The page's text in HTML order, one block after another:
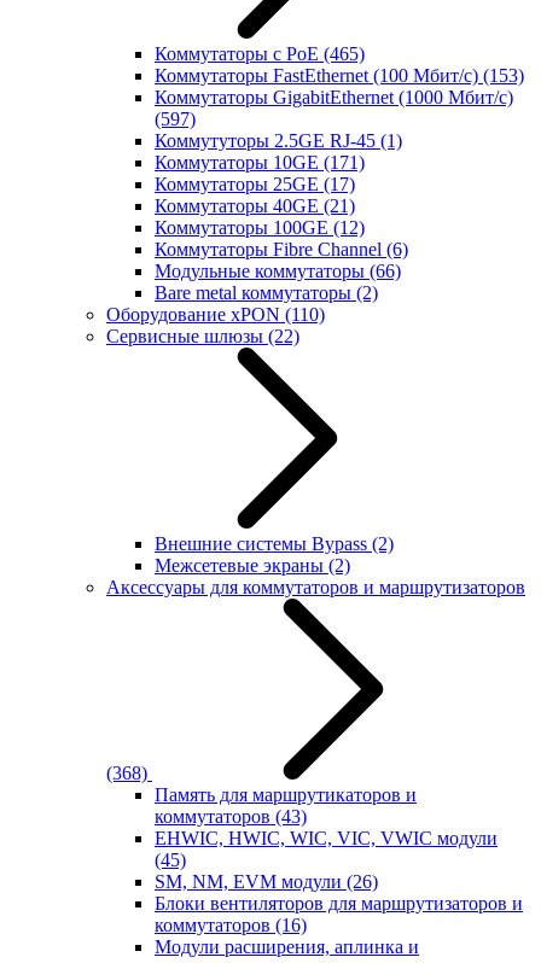
Коммутаторы с PoE (465)
Коммутаторы FastEthernet (100 Мбит/с) (153)
Коммутаторы GigabitEthernet (1000 Мбит/с)
(597)
Коммутуторы 2.5GE RJ-45 (1)
Коммутаторы 10GE (171)
Коммутаторы 25GE (17)
Коммутаторы 40GE (21)
Коммутаторы 100GE (12)
Коммутаторы Fibre Channel (6)
Модульные коммутаторы (66)
Bare metal коммутаторы (2)
Оборудование xPON (110)
Сервисные шлюзы (22)
Внешние системы Bypass (2)
Межсетевые экраны (2)
Аксессуары для коммутаторов и маршрутизаторов
(368)
Память для маршрутикаторов и
коммутаторов (43)
EHWIC, HWIC, WIC, VIC, VWIC модули
(45)
SM, NM, EVM модули (26)
Блоки вентиляторов для маршрутизаторов и
коммутаторов (16)
Модули расширения, аплинка и